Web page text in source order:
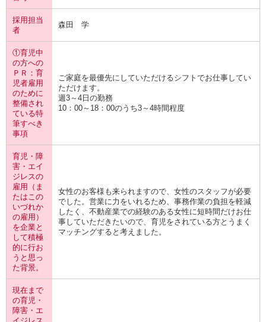
採用担当
者
森田 学
①育児中
の方への
ＰＲ：育
児者雇用
のために
整備され
ている特
筆すべき
事項
ご家庭を最優先にしていただけるシフトでお仕事してい
ただけます。
週3～4日の勤務
10：00～18：00のうち3～4時間程度
育児・障
害・エイ
ジレスの
雇用（ま
たはこの
いづれか
の雇用）
を企業と
して積極
的に行お
うと思っ
た背景。
女性のお客様も来られますので、女性のスタッフが必要
でした。営業に力をいれるため、事務作業の負担を軽減
したく、不動産業での経験のある女性に短時間だけお仕
事していただきたいので、育児をされている方とうまく
マッチングすると考えました。
現在まで
の育児・
障害・エ